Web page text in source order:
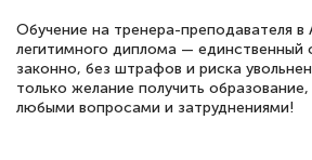
Обучение на тренера-преподавателя
легитимного диплома — единственный
законно, без штрафов и риска
только желание получить
любыми вопросами и затруднениями!